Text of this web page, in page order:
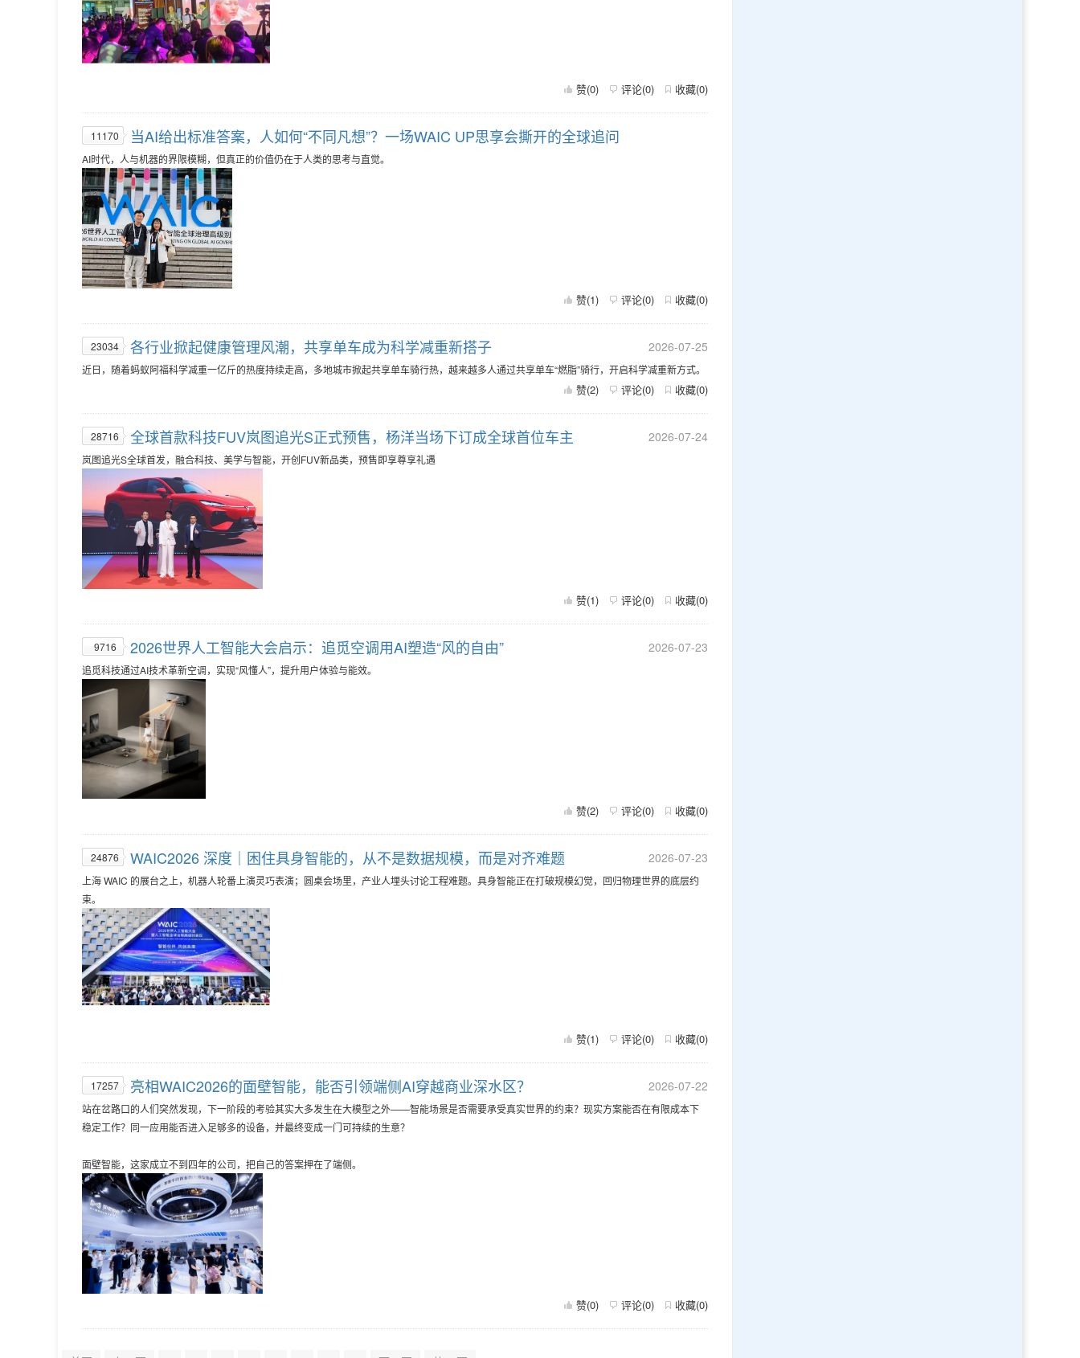
赞(0) 评论(0) 收藏(0)
11170 当AI给出标准答案，人如何“不同凡想”？一场WAIC UP思享会撕开的全球追问
AI时代，人与机器的界限模糊，但真正的价值仍在于人类的思考与直觉。
赞(1) 评论(0) 收藏(0)
23034 各行业掀起健康管理风潮，共享单车成为科学减重新搭子 2026-07-25
近日，随着蚂蚁阿福科学减重一亿斤的热度持续走高，多地城市掀起共享单车骑行热，越来越多人通过共享单车“燃脂”骑行，开启科学减重新方式。
赞(2) 评论(0) 收藏(0)
28716 全球首款科技FUV岚图追光S正式预售，杨洋当场下订成全球首位车主 2026-07-24
岚图追光S全球首发，融合科技、美学与智能，开创FUV新品类，预售即享尊享礼遇
赞(1) 评论(0) 收藏(0)
9716 2026世界人工智能大会启示：追觅空调用AI塑造“风的自由” 2026-07-23
追觅科技通过AI技术革新空调，实现“风懂人”，提升用户体验与能效。
赞(2) 评论(0) 收藏(0)
24876 WAIC2026 深度｜困住具身智能的，从不是数据规模，而是对齐难题 2026-07-23
上海 WAIC 的展台之上，机器人轮番上演灵巧表演；圆桌会场里，产业人埋头讨论工程难题。具身智能正在打破规模幻觉，回归物理世界的底层约
束。
赞(1) 评论(0) 收藏(0)
17257 亮相WAIC2026的面壁智能，能否引领端侧AI穿越商业深水区？ 2026-07-22
站在岔路口的人们突然发现，下一阶段的考验其实大多发生在大模型之外——智能场景是否需要承受真实世界的约束？现实方案能否在有限成本下
稳定工作？同一应用能否进入足够多的设备，并最终变成一门可持续的生意？
面壁智能，这家成立不到四年的公司，把自己的答案押在了端侧。
赞(0) 评论(0) 收藏(0)